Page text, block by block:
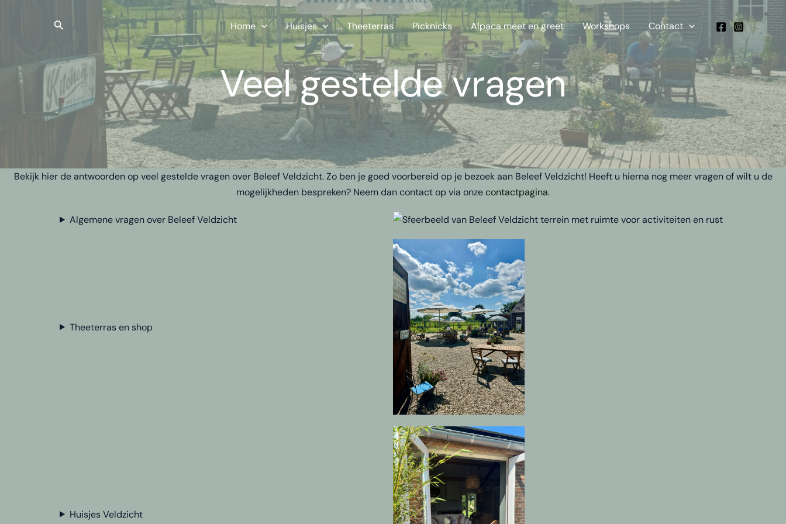
Zoeken Home Huisjes Theeterras Picknicks Alpaca meet en greet Workshops Contact
Veel gestelde vragen
Bekijk hier de antwoorden op veel gestelde vragen over Beleef Veldzicht. Zo ben je goed voorbereid op je bezoek aan Beleef Veldzicht! Heeft u hierna nog meer vragen of wilt u de
mogelijkheden bespreken? Neem dan contact op via onzecontactpagina.
Algemene vragen over Beleef Veldzicht
Theeterras en shop
Huisjes Veldzicht